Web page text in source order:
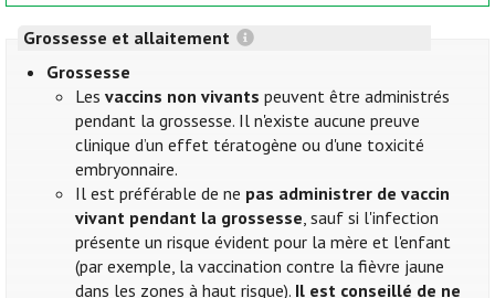
Grossesse et allaitement
Grossesse
Lesvaccins non vivants peuvent être administrés
pendant la grossesse. Il n'existe aucune preuve
clinique d’un effet tératogène ou d'une toxicité
embryonnaire.
Il est préférable de ne pas administrer de vaccin
vivant pendant la grossesse, sauf si l'infection
présente un risque évident pour la mère et l'enfant
(par exemple, la vaccination contre la fièvre jaune
dans les zones à haut risque). Il est conseillé de ne